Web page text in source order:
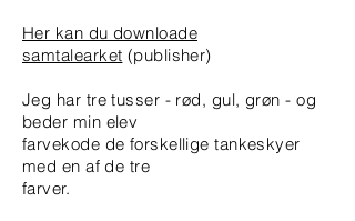
Her kan du downloade
samtalearket (publisher)
Jeg har tre tusser - rød, gul, grøn - og
beder min elev
farvekode de forskellige tankeskyer
med en af de tre
farver.